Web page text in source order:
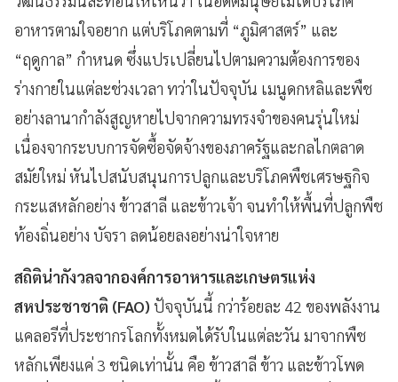
อาหารตามใจอยาก แต่บริโภคตามที่ “ภูมิศาสตร์” และ
“ฤดูกาล” กำหนด ซึ่งแปรเปลี่ยนไปตามความต้องการของ
ร่างกายในแต่ละช่วงเวลา ทว่าในปัจจุบัน เมนูดกหลิและพืช
อย่างลานากำลังสูญหายไปจากความทรงจำของคนรุ่นใหม่
เนื่องจากระบบการจัดซื้อจัดจ้างของภาครัฐและกลไกตลาด
สมัยใหม่ หันไปสนับสนุนการปลูกและบริโภคพืชเศรษฐกิจ
กระแสหลักอย่าง ข้าวสาลี และข้าวเจ้า จนทำให้พื้นที่ปลูกพืช
ท้องถิ่นอย่าง บัจรา ลดน้อยลงอย่างน่าใจหาย
สถิติน่ากังวลจากองค์การอาหารและเกษตรแห่ง
สหประชาชาติ (FAO) ปัจจุบันนี้ กว่าร้อยละ 42 ของพลังงาน
แคลอรีที่ประชากรโลกทั้งหมดได้รับในแต่ละวัน มาจากพืช
หลักเพียงแค่ 3 ชนิดเท่านั้น คือ ข้าวสาลี ข้าว และข้าวโพด